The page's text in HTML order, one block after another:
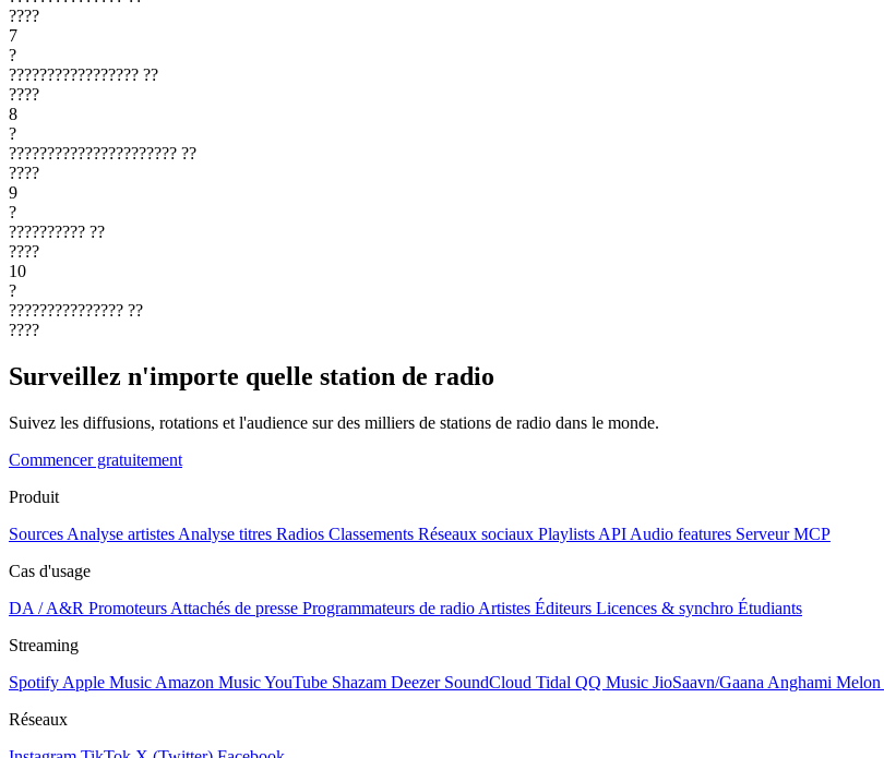
????
7
?
????????????????? ??
????
8
?
?????????????????????? ??
????
9
?
?????????? ??
????
10
?
??????????????? ??
????
Surveillez n'importe quelle station de radio
Suivez les diffusions, rotations et l'audience sur des milliers de stations de radio dans le monde.
Commencer gratuitement
Produit
Sources Analyse artistes Analyse titres Radios Classements Réseaux sociaux Playlists API Audio features Serveur MCP
Cas d'usage
DA / A&R Promoteurs Attachés de presse Programmateurs de radio Artistes Éditeurs Licences & synchro Étudiants
Streaming
Spotify Apple Music Amazon MusicYouTube Shazam Deezer SoundCloud Tidal QQ Music JioSaavn/Gaana Anghami Melon
Réseaux